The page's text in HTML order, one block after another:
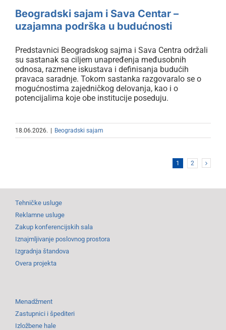
uzajamna podrška u budućnosti
Beogradski sajam i Sava Centar –
uzajamna podrška u budućnosti
Predstavnici Beogradskog sajma i Sava Centra održali
su sastanak sa ciljem unapređenja međusobnih
odnosa, razmene iskustava i definisanja budućih
pravaca saradnje. Tokom sastanka razgovaralo se o
mogućnostima zajedničkog delovanja, kao i o
potencijalima koje obe institucije poseduju.
18.06.2026. Beogradski sajam
1 2
Tehničke usluge
Reklamne usluge
Zakup konferencijskih sala
Iznajmljivanje poslovnog prostora
Izgradnja štandova
Overa projekta
Menadžment
Zastupnici i špediteri
Izložbene hale